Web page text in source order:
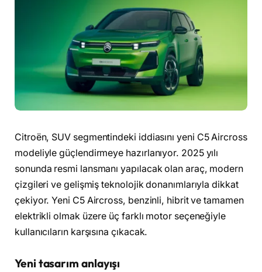
Citroën, SUV segmentindeki iddiasını yeni C5 Aircross
modeliyle güçlendirmeye hazırlanıyor. 2025 yılı
sonunda resmi lansmanı yapılacak olan araç, modern
çizgileri ve gelişmiş teknolojik donanımlarıyla dikkat
çekiyor. Yeni C5 Aircross, benzinli, hibrit ve tamamen
elektrikli olmak üzere üç farklı motor seçeneğiyle
kullanıcıların karşısına çıkacak.
Yeni tasarım anlayışı